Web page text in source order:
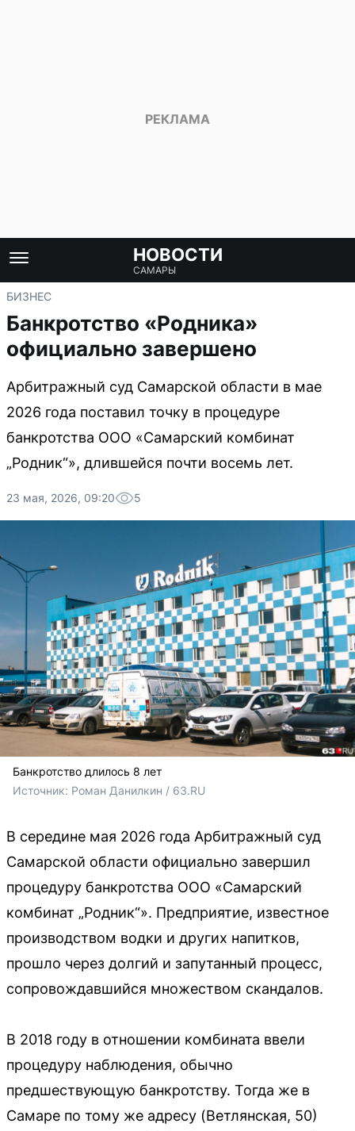
НОВОСТИ
САМАРЫ
БИЗНЕС
Банкротство «Родника»
официально завершено
Арбитражный суд Самарской области в мае
2026 года поставил точку в процедуре
банкротства ООО «Самарский комбинат
„Родник“», длившейся почти восемь лет.
23 мая, 2026, 09:20 5
Банкротство длилось 8 лет
Источник: Роман Данилкин / 63.RU
В середине мая 2026 года Арбитражный суд
Самарской области официально завершил
процедуру банкротства ООО «Самарский
комбинат „Родник“». Предприятие, известное
производством водки и других напитков,
прошло через долгий и запутанный процесс,
сопровождавшийся множеством скандалов.
В 2018 году в отношении комбината ввели
процедуру наблюдения, обычно
предшествующую банкротству. Тогда же в
Самаре по тому же адресу (Ветлянская, 50)